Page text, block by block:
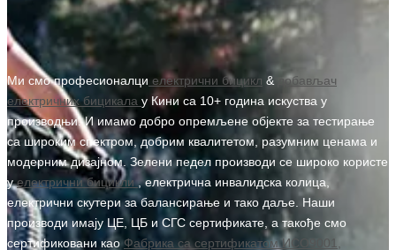
Ми смо професионалци електрични бицикл &
добављач
електричних бицикала у Кини са 10+ година искуства у
производњи. И имамо добро опремљене објекте за тестирање
са широким спектром, добрим квалитетом, разумним ценама и
модерним дизајном. Зелени педел производи се широко користе
уелектрични бицикли, електрична инвалидска колица,
електрични скутери за балансирање и тако даље. Наши
производи имају ЦЕ, ЦБ и СГС сертификате, а такође смо
сертификовани каоФабрика са сертификатом ИСО9001,